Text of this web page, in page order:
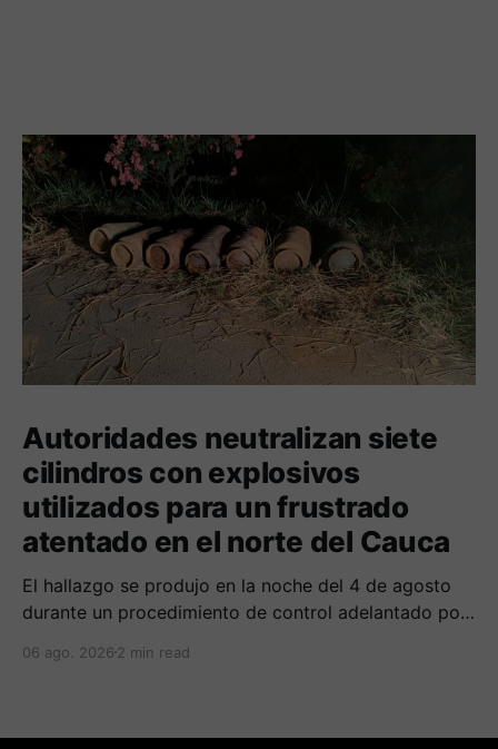
Autoridades neutralizan siete
cilindros con explosivos
utilizados para un frustrado
atentado en el norte del Cauca
El hallazgo se produjo en la noche del 4 de agosto
durante un procedimiento de control adelantado por
06 ago. 2026 2 min read